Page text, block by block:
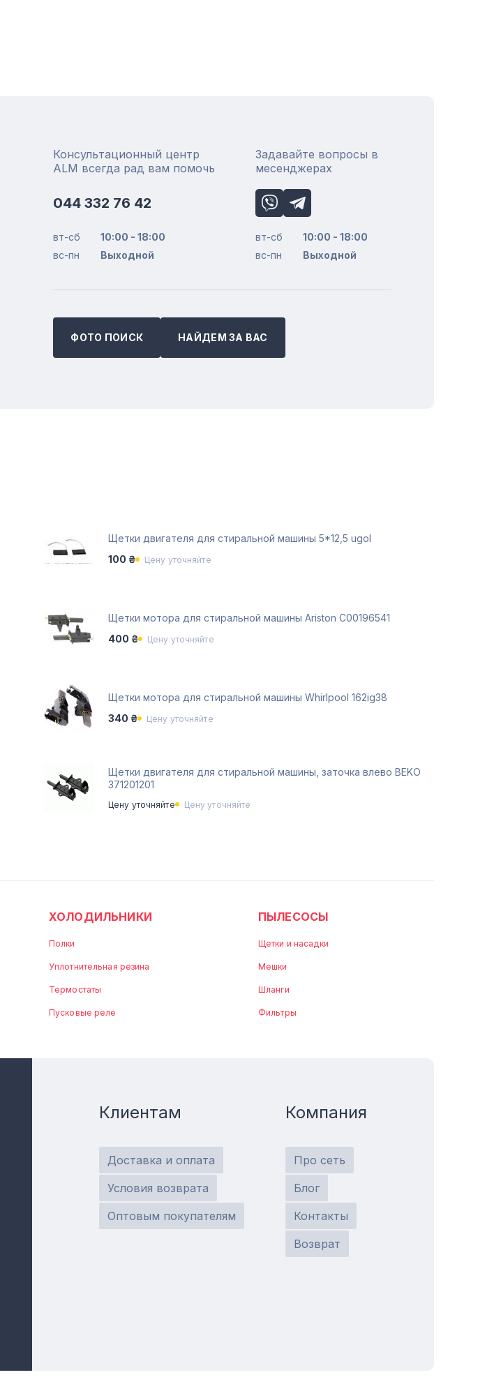
Консультационный центр
ALM всегда рад вам помочь
044 332 76 42
вт-сб
10:00 - 18:00
вс-пн
Выходной
Задавайте вопросы в
месенджерах
вт-сб
10:00 - 18:00
вс-пн
Выходной
ФОТО ПОИСК НАЙДЕМ ЗА ВАС
Щетки двигателя для стиральной машины 5*12,5 ugol
100 ₴
Цену уточняйте
Щетки мотора для стиральной машины Ariston C00196541
400 ₴
Цену уточняйте
Щетки мотора для стиральной машины Whirlpool 162ig38
340 ₴
Цену уточняйте
Щетки двигателя для стиральной машины, заточка влево BEKO
371201201
Цену уточняйте Цену уточняйте
ХОЛОДИЛЬНИКИ
Полки
Уплотнительная резина
Термостаты
Пусковые реле
ПЫЛЕСОСЫ
Щетки и насадки
Мешки
Шланги
Фильтры
Клиентам
Доставка и оплата
Условия возврата
Оптовым покупателям
Компания
Про сеть
Блог
Контакты
Возврат